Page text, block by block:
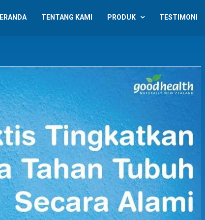
TENTANG KAMI PRODUK  TESTIMONI